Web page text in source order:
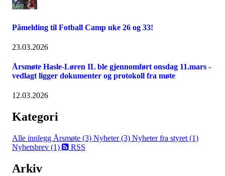
Påmelding til Fotball Camp uke 26 og 33!
23.03.2026
Årsmøte Hasle-Løren IL ble gjennomført onsdag 11.mars -
vedlagt ligger dokumenter og protokoll fra møte
12.03.2026
Kategori
Alle innlegg Årsmøte (3) Nyheter (3) Nyheter fra styret (1)
Nyhetsbrev (1)
RSS
Arkiv